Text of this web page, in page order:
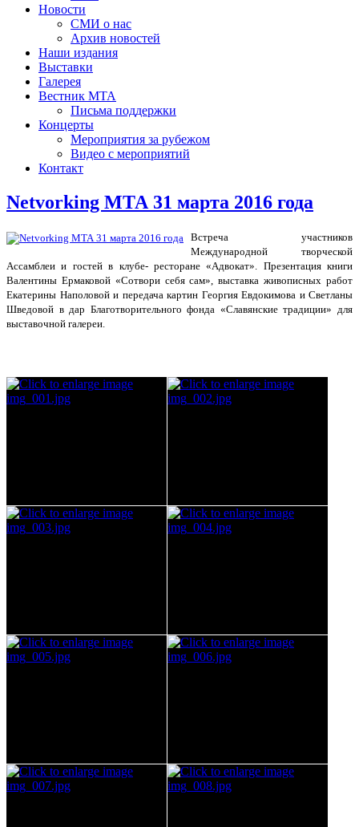
Новости
СМИ о нас
Архив новостей
Наши издания
Выставки
Галерея
Вестник МТА
Письма поддержки
Концерты
Мероприятия за рубежом
Видео с мероприятий
Контакт
Netvorking МТА 31 марта 2016 года
Встреча участников
Международной творческой
Ассамблеи и гостей в клубе- ресторане «Адвокат». Презентация книги
Валентины Ермаковой «Сотвори себя сам», выставка живописных работ
Екатерины Наполовой и передача картин Георгия Евдокимова и Светланы
Шведовой в дар Благотворительного фонда «Славянские традиции» для
выставочной галереи.